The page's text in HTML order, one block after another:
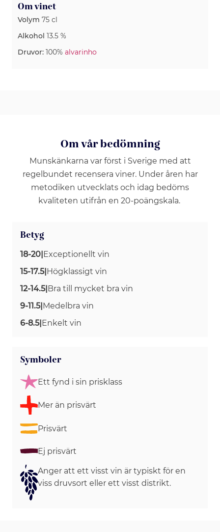
Om vinet
Volym 75 cl
Alkohol 13.5 %
Druvor: 100% alvarinho
Om vår bedömning
Munskänkarna var först i Sverige med att
regelbundet recensera viner. Under åren har
metodiken utvecklats och idag bedöms
kvaliteten utifrån en 20-poängskala.
Betyg
18-20 Exceptionellt vin
15-17.5| Högklassigt vin
12-14.5| Bra till mycket bra vin
9-11.5| Medelbra vin
6-8.5| Enkelt vin
Symboler
Ett fynd i sin prisklass
Mer än prisvärt
Prisvärt
Ej prisvärt
Anger att ett visst vin är typiskt för en
viss druvsort eller ett visst distrikt.